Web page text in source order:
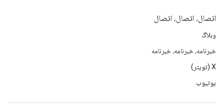
اتصال، اتصال، اتصال
وبلاگ
خبرنامه، خبرنامه، خبرنامه
X (تویتر)
یوتیوب